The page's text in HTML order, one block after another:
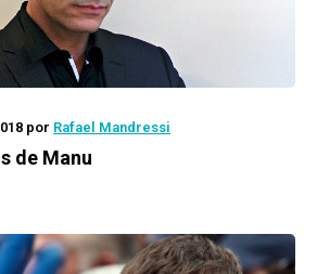
por Rafael Mandressi
de Manu